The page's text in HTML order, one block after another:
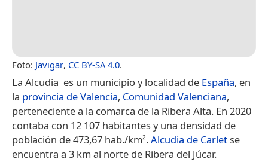
Foto: Javigar, CC BY-SA 4.0.
La Alcudia ​ es un municipio y localidad de España, en
la provincia de Valencia, Comunidad Valenciana,​
perteneciente a la comarca de la Ribera Alta. En 2020
contaba con 12 107 habitantes y una densidad de
población de 473,67 hab./km².Alcudia de Carletse
encuentra a 3 km al norte de Ribera del Júcar.